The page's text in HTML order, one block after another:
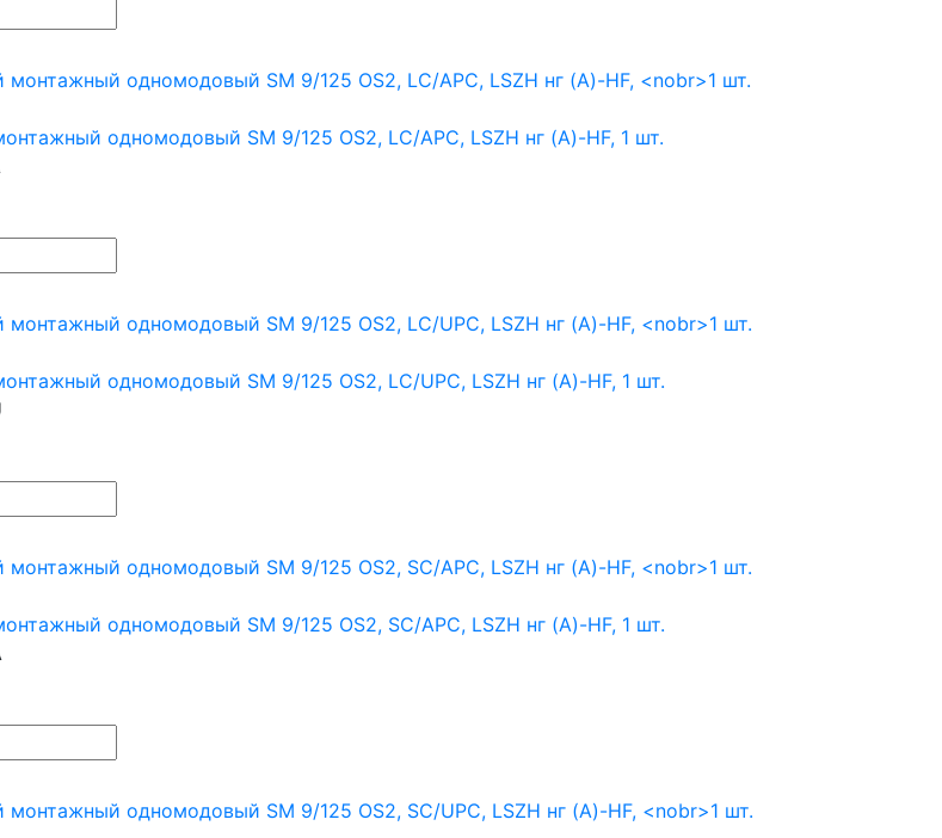
одномодовый SM 9/125 OS2, LC/APC, LSZH нг (A)-HF, 1 шт.
одномодовый SM 9/125 OS2, LC/UPC, LSZH нг (A)-HF, 1 шт.
одномодовый SM 9/125 OS2, SC/APC, LSZH нг (A)-HF, 1 шт.